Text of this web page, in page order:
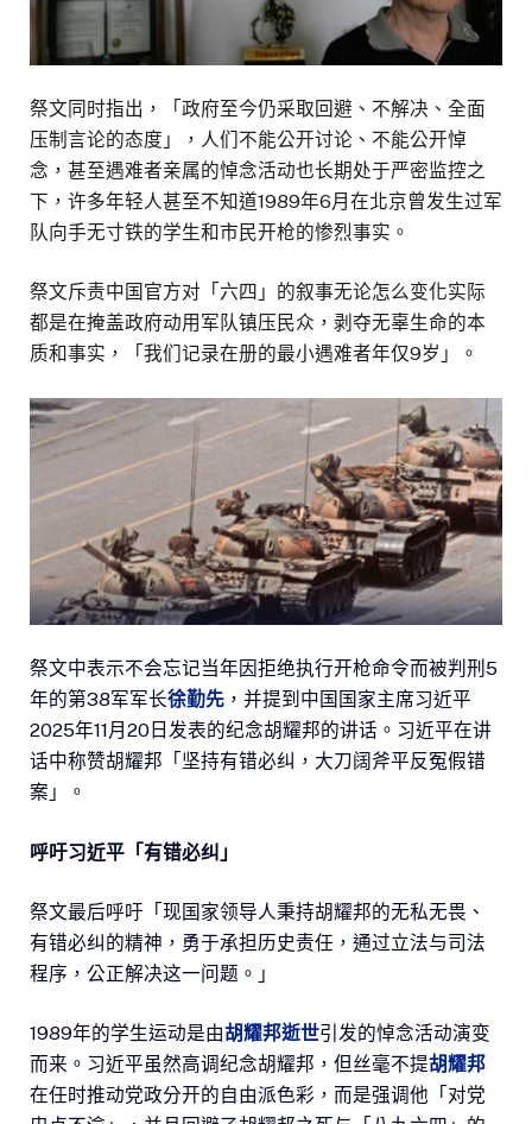
祭文同时指出，「政府至今仍采取回避、不解决、全面
压制言论的态度」，人们不能公开讨论、不能公开悼
念，甚至遇难者亲属的悼念活动也长期处于严密监控之
下，许多年轻人甚至不知道1989年6月在北京曾发生过军
队向手无寸铁的学生和市民开枪的惨烈事实。
祭文斥责中国官方对「六四」的叙事无论怎么变化实际
都是在掩盖政府动用军队镇压民众，剥夺无辜生命的本
质和事实，「我们记录在册的最小遇难者年仅9岁」。
祭文中表示不会忘记当年因拒绝执行开枪命令而被判刑5
年的第38军军长徐勤先 ，并提到中国国家主席习近平
2025年11月20日发表的纪念胡耀邦的讲话。习近平在讲
话中称赞胡耀邦「坚持有错必纠，大刀阔斧平反冤假错
案」。
呼吁习近平「有错必纠」
祭文最后呼吁「现国家领导人秉持胡耀邦的无私无畏、
有错必纠的精神，勇于承担历史责任，通过立法与司法
程序，公正解决这一问题。」
1989年的学生运动是由胡耀邦逝世引发的悼念活动演变
而来。习近平虽然高调纪念胡耀邦，但丝毫不提胡耀邦
在任时推动党政分开的自由派色彩，而是强调他「对党